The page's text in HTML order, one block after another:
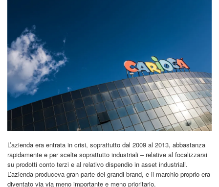
L’azienda era entrata in crisi, soprattutto dal 2009 al 2013, abbastanza
rapidamente e per scelte soprattutto industriali – relative al focalizzarsi
su prodotti conto terzi e al relativo dispendio in asset industriali.
L’azienda produceva gran parte dei grandi brand, e il marchio proprio era
diventato via via meno importante e meno prioritario.